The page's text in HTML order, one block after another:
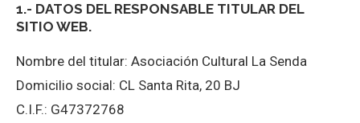
1.- DATOS DEL RESPONSABLE TITULAR DEL
SITIO WEB.
Nombre del titular: Asociación Cultural La Senda
Domicilio social: CL Santa Rita, 20 BJ
C.I.F.: G47372768